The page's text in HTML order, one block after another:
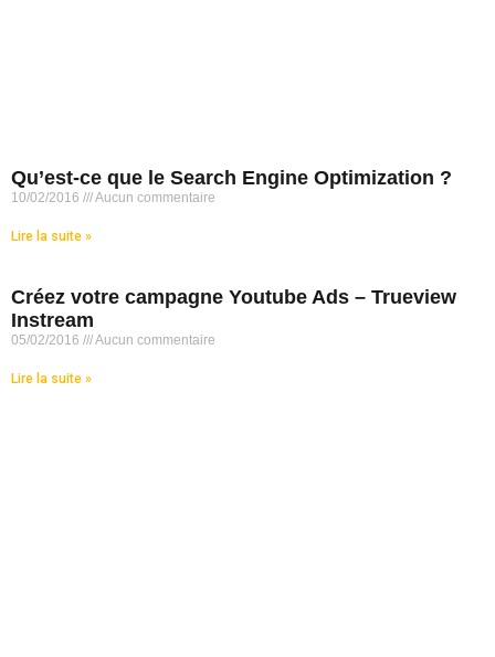
Qu’est-ce que le Search Engine Optimization ?
10/02/2016 Aucun commentaire
Lire la suite »
Créez votre campagne Youtube Ads – Trueview
Instream
05/02/2016 Aucun commentaire
Lire la suite »